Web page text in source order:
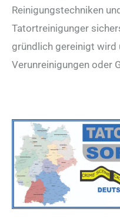
Reinigungstechniken
Tatortreinigunger
gründlich gereinigt wird
Verunreinigungen oder